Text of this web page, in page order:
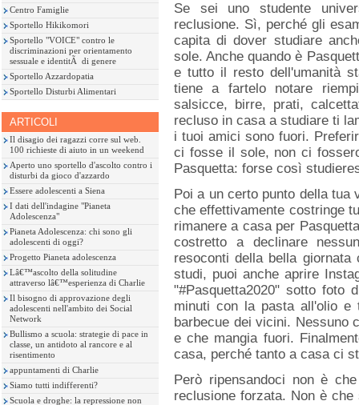
Centro Famiglie
Sportello Hikikomori
Sportello "VOICE" contro le
discriminazioni per orientamento
sessuale e identitÃ di genere
Sportello Azzardopatia
Sportello Disturbi Alimentari
ARTICOLI
Il disagio dei ragazzi corre sul web.
100 richieste di aiuto in un weekend
Aperto uno sportello d'ascolto contro i
disturbi da gioco d'azzardo
Essere adolescenti a Siena
I dati dell'indagine "Pianeta
Adolescenza"
Pianeta Adolescenza: chi sono gli
adolescenti di oggi?
Progetto Pianeta adolescenza
Lâ€™ascolto della solitudine
attraverso lâ€™esperienza di Charlie
Il bisogno di approvazione degli
adolescenti nell'ambito dei Social
Network
Bullismo a scuola: strategie di pace in
classe, un antidoto al rancore e al
risentimento
appuntamenti di Charlie
Siamo tutti indifferenti?
Scuola e droghe: la repressione non
Se sei uno studente
reclusione. Sì, perché gli
capita di dover studiare
sole. Anche quando è
e tutto il resto dell'umanità
tiene a fartelo notare
salsicce, birre, prati,
recluso in casa a studiare ti
i tuoi amici sono fuori.
ci fosse il sole, non ci
Pasquetta: forse così
Poi a un certo punto della tua
che effettivamente costringe
rimanere a casa per
costretto a declinare
resoconti della bella
studi, puoi anche aprire
"#Pasquetta2020" sotto foto
minuti con la pasta all'olio e
barbecue dei vicini. Nessuno
e che mangia fuori.
casa, perché tanto a casa ci
Però ripensandoci non è
reclusione forzata. Non è